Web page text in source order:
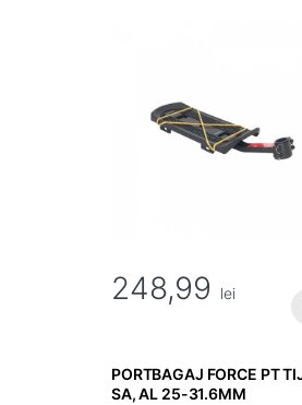
PORTBAGAJ FORCE PT
SA, AL 25-31.6MM
248,99 lei